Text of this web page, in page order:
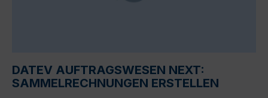
DATEV AUFTRAGSWESEN NEXT:
SAMMELRECHNUNGEN ERSTELLEN